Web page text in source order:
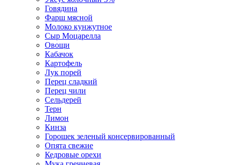
Говядина
Фарш мясной
Молоко кунжутное
Сыр Моцарелла
Овощи
Кабачок
Картофель
Лук порей
Перец сладкий
Перец чили
Сельдерей
Терн
Лимон
Кинза
Горошек зеленый консервированный
Опята свежие
Кедровые орехи